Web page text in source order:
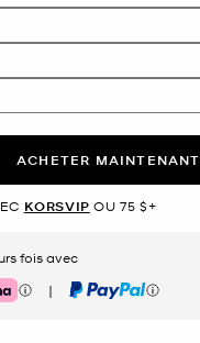
ACHETER MAINTENANT
KORSVIP OU 75 $+
fois avec
| PayPal